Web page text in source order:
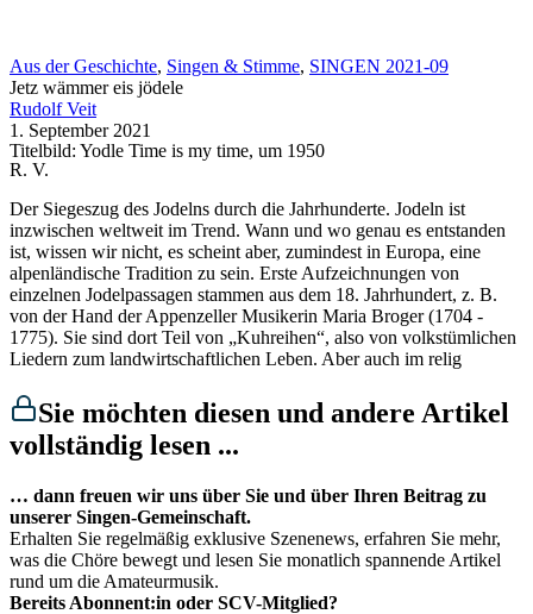
Aus der Geschichte, Singen & Stimme, SINGEN 2021-09
Jetz wämmer eis jödele
Rudolf Veit
1. September 2021
Titelbild: Yodle Time is my time, um 1950
R. V.
Der Siegeszug des Jodelns durch die Jahrhunderte. Jodeln ist
inzwischen weltweit im Trend. Wann und wo genau es entstanden
ist, wissen wir nicht, es scheint aber, zumindest in Europa, eine
alpenländische Tradition zu sein. Erste Aufzeichnungen von
einzelnen Jodelpassagen stammen aus dem 18. Jahrhundert, z. B.
von der Hand der Appenzeller Musikerin Maria Broger (1704 -
1775). Sie sind dort Teil von „Kuhreihen“, also von volkstümlichen
Liedern zum landwirtschaftlichen Leben. Aber auch im relig
Sie möchten diesen und andere Artikel
vollständig lesen ...
… dann freuen wir uns über Sie und über Ihren Beitrag zu
unserer Singen-Gemeinschaft.
Erhalten Sie regelmäßig exklusive Szenenews, erfahren Sie mehr,
was die Chöre bewegt und lesen Sie monatlich spannende Artikel
rund um die Amateurmusik.
Bereits Abonnent:in oder SCV-Mitglied?